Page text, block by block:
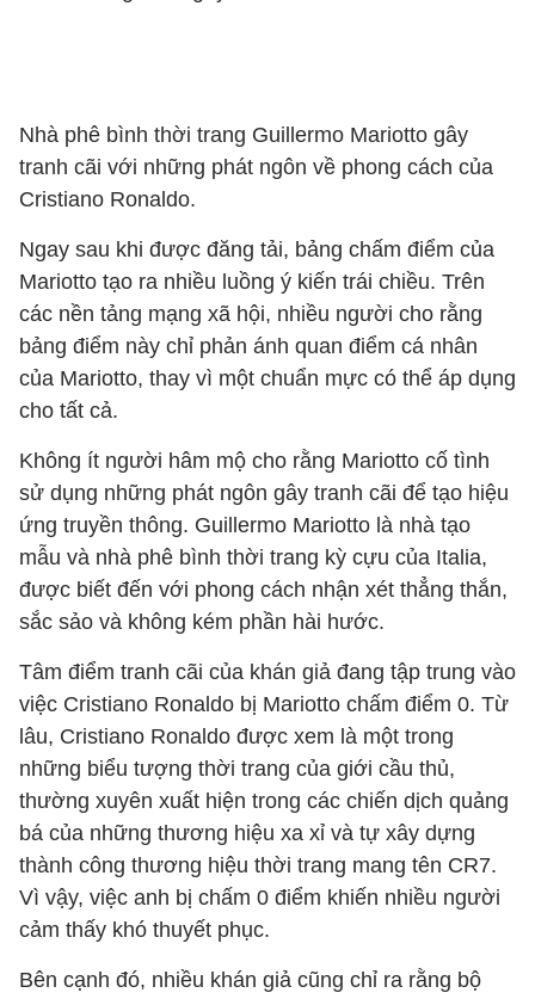
Nhà phê bình thời trang Guillermo Mariotto gây
tranh cãi với những phát ngôn về phong cách của
Cristiano Ronaldo.
Ngay sau khi được đăng tải, bảng chấm điểm của
Mariotto tạo ra nhiều luồng ý kiến trái chiều. Trên
các nền tảng mạng xã hội, nhiều người cho rằng
bảng điểm này chỉ phản ánh quan điểm cá nhân
của Mariotto, thay vì một chuẩn mực có thể áp dụng
cho tất cả.
Không ít người hâm mộ cho rằng Mariotto cố tình
sử dụng những phát ngôn gây tranh cãi để tạo hiệu
ứng truyền thông. Guillermo Mariotto là nhà tạo
mẫu và nhà phê bình thời trang kỳ cựu của Italia,
được biết đến với phong cách nhận xét thẳng thắn,
sắc sảo và không kém phần hài hước.
Tâm điểm tranh cãi của khán giả đang tập trung vào
việc Cristiano Ronaldo bị Mariotto chấm điểm 0. Từ
lâu, Cristiano Ronaldo được xem là một trong
những biểu tượng thời trang của giới cầu thủ,
thường xuyên xuất hiện trong các chiến dịch quảng
bá của những thương hiệu xa xỉ và tự xây dựng
thành công thương hiệu thời trang mang tên CR7.
Vì vậy, việc anh bị chấm 0 điểm khiến nhiều người
cảm thấy khó thuyết phục.
Bên cạnh đó, nhiều khán giả cũng chỉ ra rằng bộ